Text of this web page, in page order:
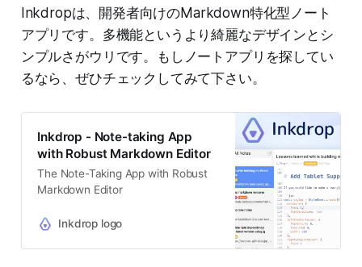
Inkdropは、開発者向けのMarkdown特化型ノート
アプリです。多機能というより綺麗なデザインとシ
ンプルさがウリです。もしノートアプリを探してい
るなら、ぜひチェックしてみて下さい。
Inkdrop - Note-taking App
with Robust Markdown Editor
The Note-Taking App with Robust
Markdown Editor
Inkdrop logo